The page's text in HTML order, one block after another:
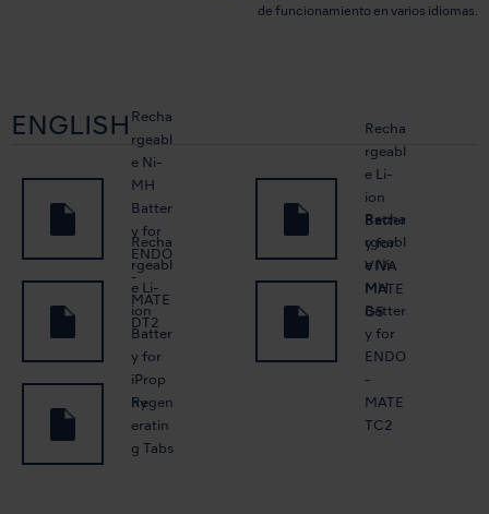
de funcionamiento en varios idiomas.
ENGLISH Recha
rgeabl
e Ni-
MH
Batter
y for
ENDO
-
MATE
DT2
Recha
rgeabl
e Li-
ion
Batter
y for
VIVA
MATE
G5
Recha
rgeabl
e Li-
ion
Batter
y for
iProp
hy
Recha
rgeabl
e Ni-
MH
Batter
y for
ENDO
-
MATE
TC2
Regen
eratin
g Tabs